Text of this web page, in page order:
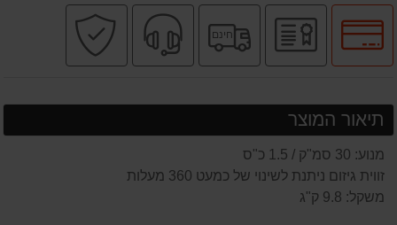
לחץ
לאפשרויות
תשלומים
רשמיחינם
משלוח
חינם
שירות
מקצועי
תיאור המוצר
מנוע: 30 סמ"ק / 1.5 כ"ס
זווית גיזום ניתנת לשינוי של כמעט 360 מעלות
משקל: 9.8 ק"ג